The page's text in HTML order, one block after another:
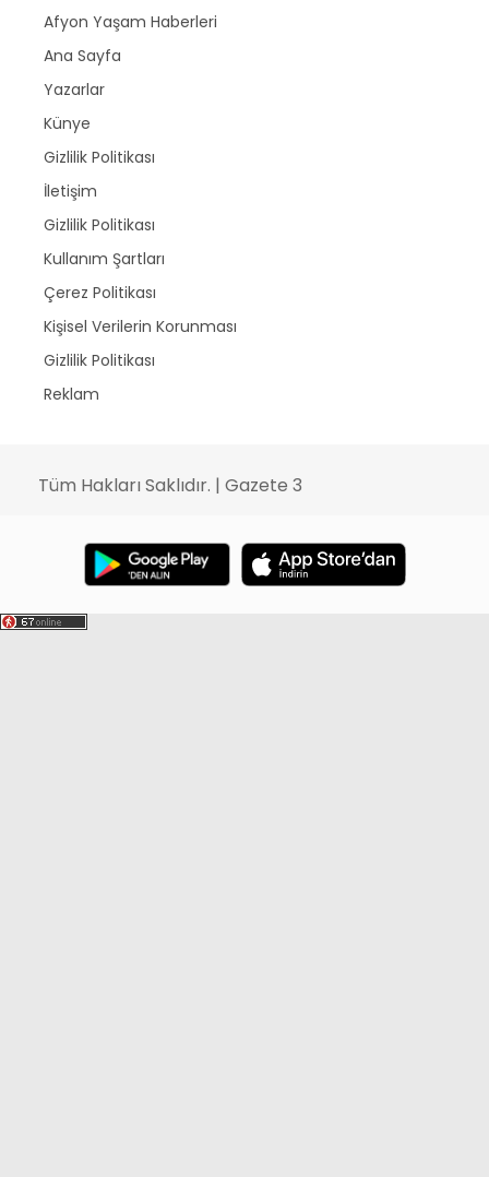
Afyon Yaşam Haberleri
Ana Sayfa
Yazarlar
Künye
Gizlilik Politikası
İletişim
Gizlilik Politikası
Kullanım Şartları
Çerez Politikası
Kişisel Verilerin Korunması
Gizlilik Politikası
Reklam
Tüm Hakları Saklıdır. | Gazete 3